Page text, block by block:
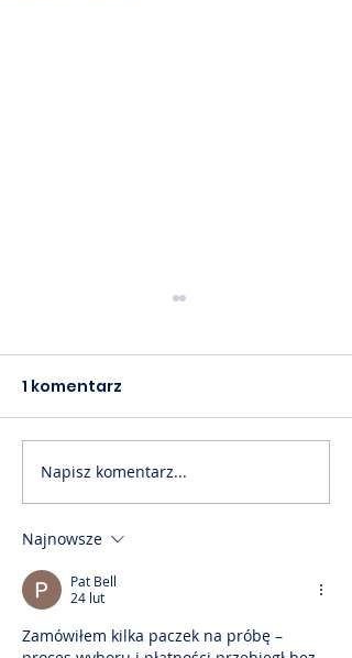
Akademia PTM cz. 60
📙
1 komentarz
Napisz komentarz...
Najnowsze
Pat Bell
24 lut
Zamówiłem kilka paczek na próbę –